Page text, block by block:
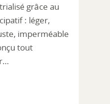
grâce au
: léger,
imperméable
tout